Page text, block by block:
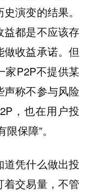
演变的结果。
益都是不应该存
收益承诺。但
家P2P不提供某
称不参与风险
，也在用户投
保障”。
凭什么做出投
交易量，不管